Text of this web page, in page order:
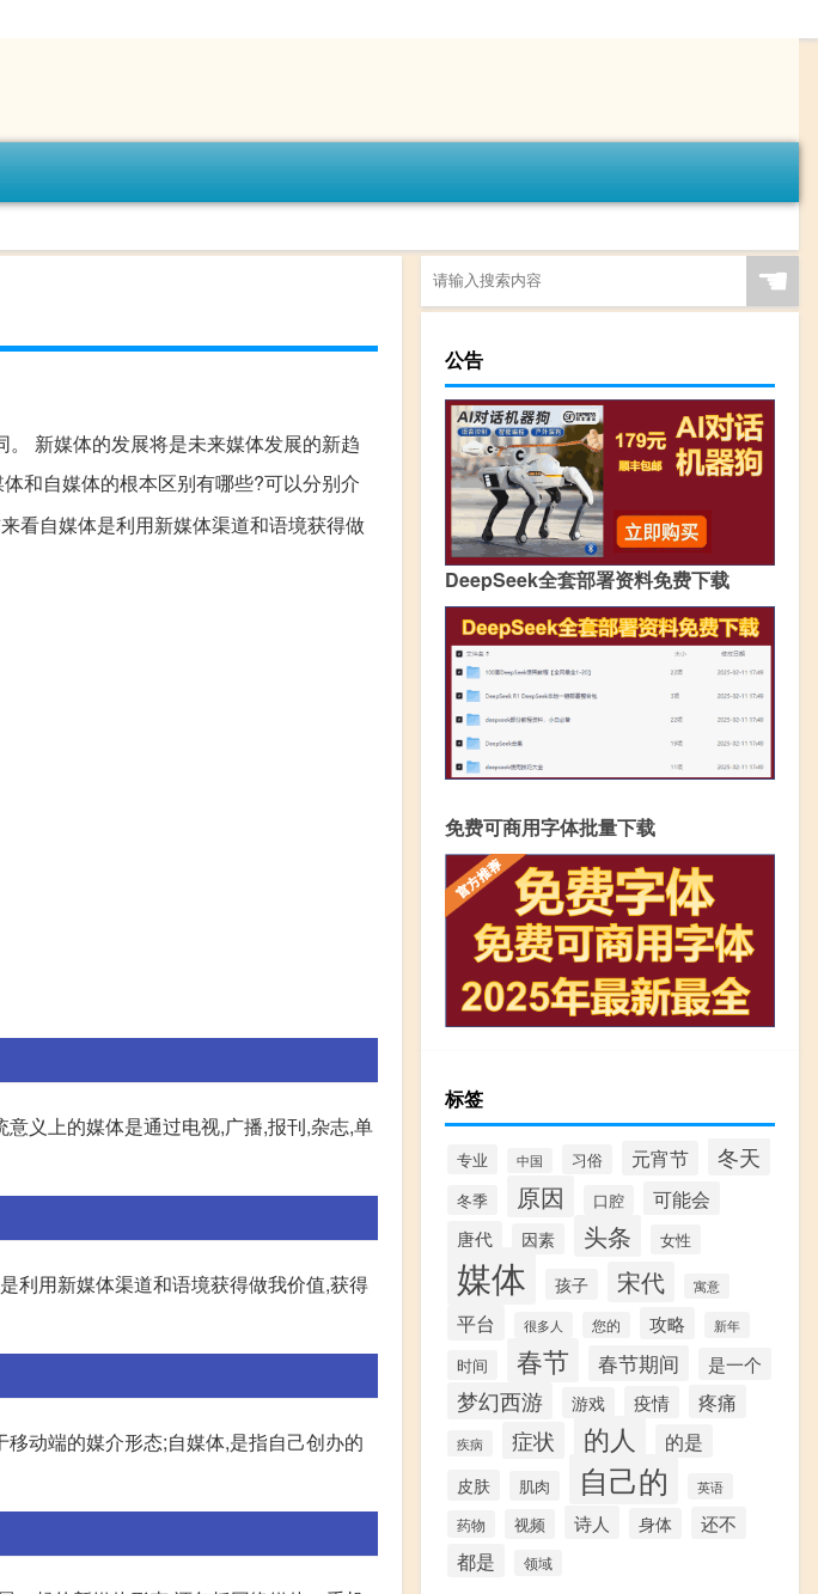
新媒体的发展将是未来媒体发展的新趋
和自媒体的根本区别有哪些?可以分别介
看自媒体是利用新媒体渠道和语境获得做
义上的媒体是通过电视,广播,报刊,杂志,单
利用新媒体渠道和语境获得做我价值,获得
动端的媒介形态;自媒体,是指自己创办的
☚
公告
DeepSeek全套部署资料免费下载
免费可商用字体批量下载
标签
专业 中国 习俗 元宵节 冬天
冬季 原因 口腔
可能会
唐代
因素 头条 女性
媒体 孩子 宋代 寓意
平台 很多人 您的 攻略 新年
时间 春节 春节期间 是一个
梦幻西游 游戏 疫情 疼痛
疾病 症状 的人 的是
皮肤 肌肉 自己的 英语
药物 视频 诗人 身体 还不
都是 领域